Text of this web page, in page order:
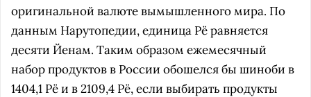
оригинальной валюте вымышленного мира. По
данным Нарутопедии, единица Рё равняется
десяти Йенам. Таким образом ежемесячный
набор продуктов в России обошелся бы шиноби в
1404,1 Рё и в 2109,4 Рё, если выбирать продукты